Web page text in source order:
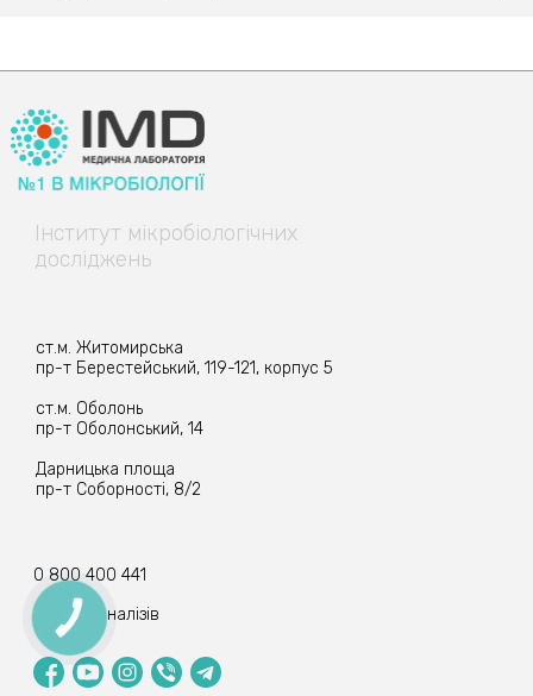
Інститут мікробіологічних
досліджень
ст.м. Житомирська
пр-т Берестейський, 119-121, корпус 5
ст.м. Оболонь
пр-т Оболонський, 14
Дарницька площа
пр-т Соборності, 8/2
0 800 400 441
Прийом аналізів
КНОПКА
ЗВ'ЯЗКУ